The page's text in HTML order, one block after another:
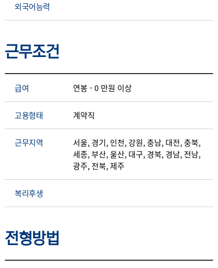
외국어능력
근무조건
급여 연봉 - 0 만원 이상
고용형태 계약직
근무지역
서울, 경기, 인천, 강원, 충남, 대전, 충북,
세종, 부산, 울산, 대구, 경북, 경남, 전남,
광주, 전북, 제주
복리후생
전형방법